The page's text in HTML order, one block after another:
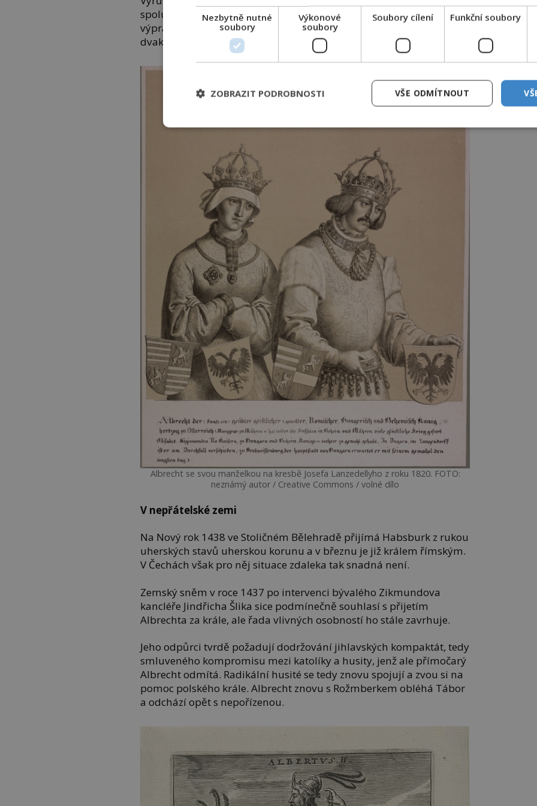
spolubojovníkem. Za husitských válek se účastní první křížové
výpravy, a dokonce s Rožmberkem obléhá Tábor, takže u nás
dvakrát dobře zapsaný není.
Albrecht se svou manželkou na kresbě Josefa Lanzedellyho z roku 1820. FOTO:
neznámý autor / Creative Commons / volné dílo
V nepřátelské zemi
Na Nový rok 1438 ve Stoličném Bělehradě přijímá Habsburk z rukou
uherských stavů uherskou korunu a v březnu je již králem římským.
V Čechách však pro něj situace zdaleka tak snadná není.
Zemský sněm v roce 1437 po intervenci bývalého Zikmundova
kancléře Jindřicha Šlika sice podmínečně souhlasí s přijetím
Albrechta za krále, ale řada vlivných osobností ho stále zavrhuje.
Jeho odpůrci tvrdě požadují dodržování jihlavských kompaktát, tedy
smluveného kompromisu mezi katolíky a husity, jenž ale přímočarý
Albrecht odmítá. Radikální husité se tedy znovu spojují a zvou si na
pomoc polského krále. Albrecht znovu s Rožmberkem obléhá Tábor
a odchází opět s nepořízenou.
Nezbytně nutné
soubory
Výkonové
soubory
Soubory cílení Funkční soubory
VŠE ODMÍTNOUT
ZOBRAZIT PODROBNOSTI